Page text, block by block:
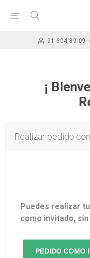
91 604 89 09
¡
Realizar pedido
Puedes realizar
como invitado,